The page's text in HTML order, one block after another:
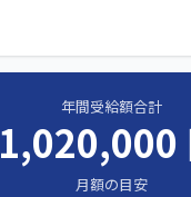
年間受給額合計
1,020,000
月額の目安